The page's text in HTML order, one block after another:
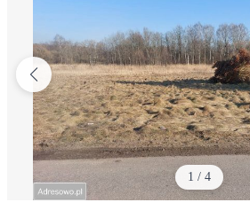
1 / 4